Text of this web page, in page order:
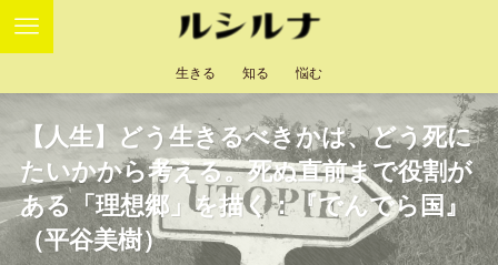
生きる 知る 悩む
【人生】どう生きるべきかは、どう死に
たいかから考える。死ぬ直前まで役割が
ある「理想郷」を描く：『でんでら国』
（平谷美樹）